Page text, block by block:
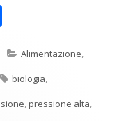
n
di
vi
Categorie
Alimentazione
Tag
biologia
pressione alta